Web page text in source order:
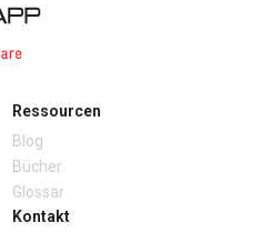
Ressourcen
Blog
Bücher
Glossar
Kontakt